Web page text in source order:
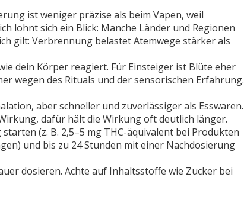
ist weniger präzise als beim Vapen, weil
lohnt sich ein Blick: Manche Länder und Regionen
gilt: Verbrennung belastet Atemwege stärker als
dein Körper reagiert. Für Einsteiger ist Blüte eher
wegen des Rituals und der sensorischen Erfahrung.
aber schneller und zuverlässiger als Esswaren.
dafür hält die Wirkung oft deutlich länger.
(z. B. 2,5–5 mg THC-äquivalent bei Produkten
und bis zu 24 Stunden mit einer Nachdosierung
dosieren. Achte auf Inhaltsstoffe wie Zucker bei